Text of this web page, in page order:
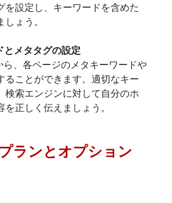
を設定し、キーワードを含めた
ょう。
とメタタグの設定
、各ページのメタキーワードや
ることができます。適切なキー
検索エンジンに対して自分のホ
正しく伝えましょう。
ランとオプション